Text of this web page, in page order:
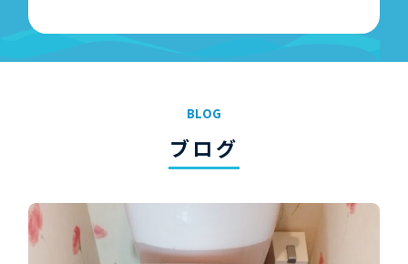
BLOG
ブログ